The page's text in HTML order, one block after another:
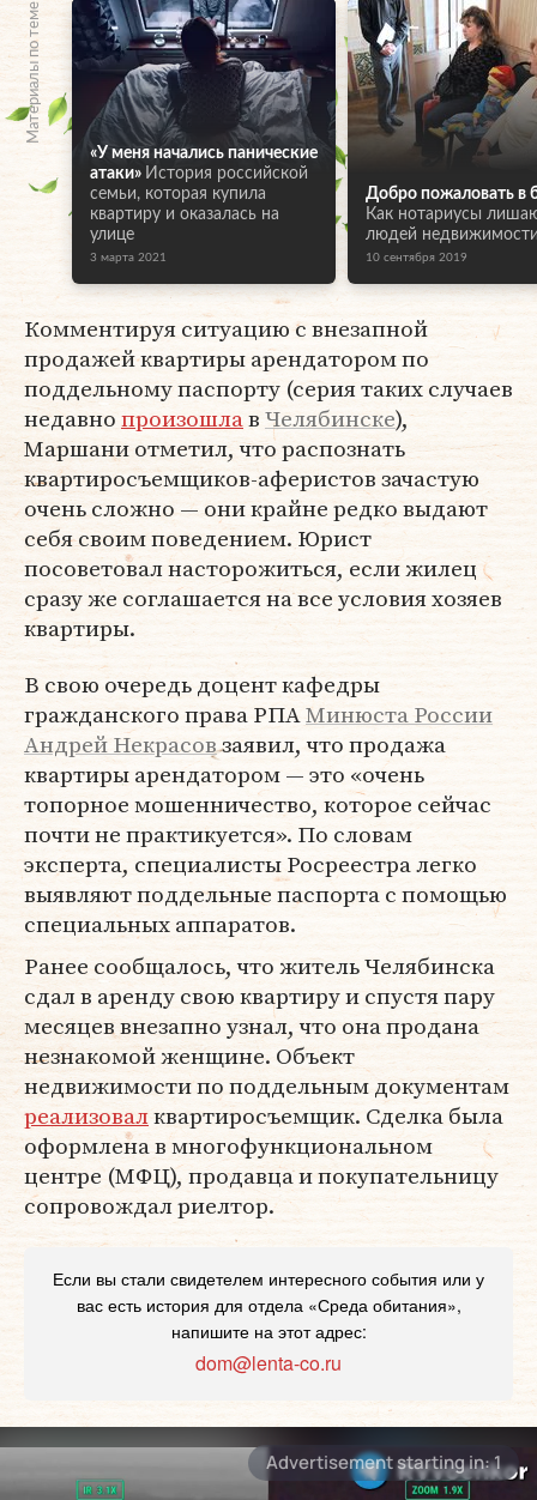
Материалы по теме
«У меня начались панические
атаки» История российской
семьи, которая купила
квартиру и оказалась на
улице
3 марта 2021
Добро пожаловать в
Как нотариусы
людей
10 сентября 2019
Комментируя ситуацию с внезапной
продажей квартиры арендатором по
поддельному паспорту (серия таких случаев
недавнопроизошлавЧелябинске),
Маршани отметил, что распознать
квартиросъемщиков-аферистов зачастую
очень сложно — они крайне редко выдают
себя своим поведением. Юрист
посоветовал насторожиться, если жилец
сразу же соглашается на все условия хозяев
квартиры.
В свою очередь доцент кафедры
гражданского права РПАМинюста России
Андрей Некрасовзаявил, что продажа
квартиры арендатором — это «очень
топорное мошенничество, которое сейчас
почти не практикуется». По словам
эксперта, специалисты Росреестра легко
выявляют поддельные паспорта с помощью
специальных аппаратов.
Ранее сообщалось, что житель Челябинска
сдал в аренду свою квартиру и спустя пару
месяцев внезапно узнал, что она продана
незнакомой женщине. Объект
недвижимости по поддельным документам
реализовалквартиросъемщик. Сделка была
оформлена в многофункциональном
центре (МФЦ), продавца и покупательницу
сопровождал риелтор.
Если вы стали свидетелем интересного события или у
вас есть история для отдела «Среда обитания»,
напишите на этот адрес:
dom@lenta-co.ru